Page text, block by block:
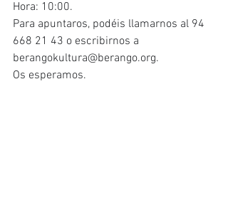
Hora: 10:00.
Para apuntaros, podéis llamarnos al 94
668 21 43 o escribirnos a
berangokultura@berango.org.
Os esperamos.